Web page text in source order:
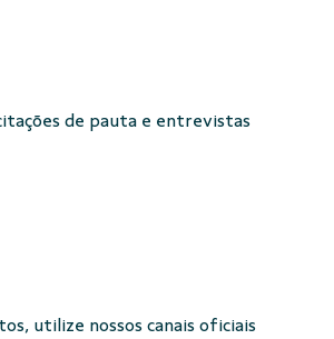
de pauta e entrevistas
utilize nossos canais oficiais